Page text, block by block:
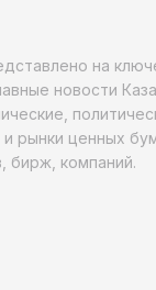
на
новости
рынки ценных
бирж, компаний.